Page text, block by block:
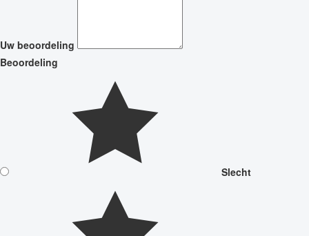
Uw beoordeling
Beoordeling
Slecht